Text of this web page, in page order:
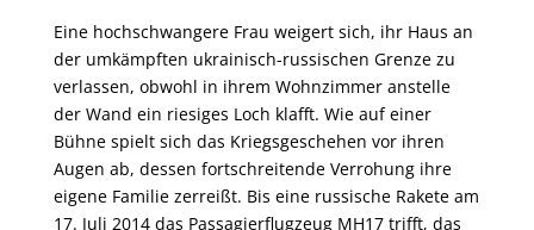
Eine hochschwangere Frau weigert sich, ihr Haus an
der umkämpften ukrainisch-russischen Grenze zu
verlassen, obwohl in ihrem Wohnzimmer anstelle
der Wand ein riesiges Loch klafft. Wie auf einer
Bühne spielt sich das Kriegsgeschehen vor ihren
Augen ab, dessen fortschreitende Verrohung ihre
eigene Familie zerreißt. Bis eine russische Rakete am
17. Juli 2014 das Passagierflugzeug MH17 trifft, das